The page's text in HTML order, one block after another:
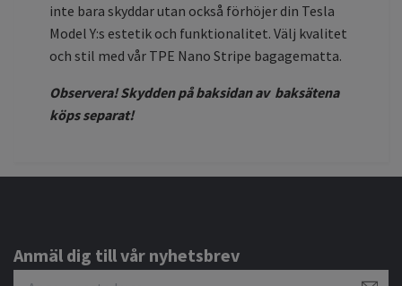
inte bara skyddar utan också förhöjer din Tesla
Model Y:s estetik och funktionalitet. Välj kvalitet
och stil med vår TPE Nano Stripe bagagematta.
Observera! Skydden på baksidan av baksätena
köps separat!
Anmäl dig till vår nyhetsbrev